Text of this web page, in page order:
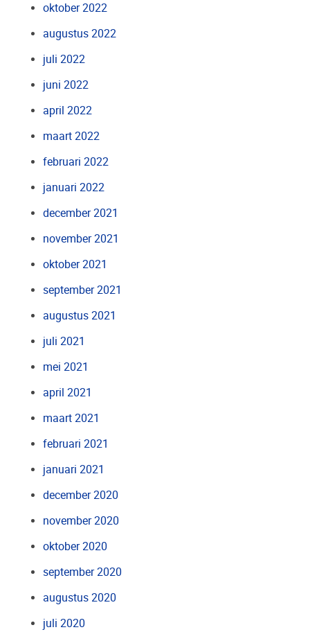
oktober 2022
augustus 2022
juli 2022
juni 2022
april 2022
maart 2022
februari 2022
januari 2022
december 2021
november 2021
oktober 2021
september 2021
augustus 2021
juli 2021
mei 2021
april 2021
maart 2021
februari 2021
januari 2021
december 2020
november 2020
oktober 2020
september 2020
augustus 2020
juli 2020